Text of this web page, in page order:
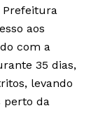
Prefeitura
aos
com a
35 dias,
levando
perto da